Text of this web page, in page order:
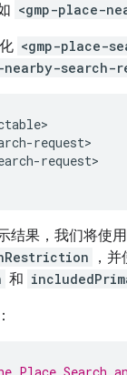
<gmp-place-
<gmp-place-
nearby-search-
request>
request>
结果，我们将使
，
和